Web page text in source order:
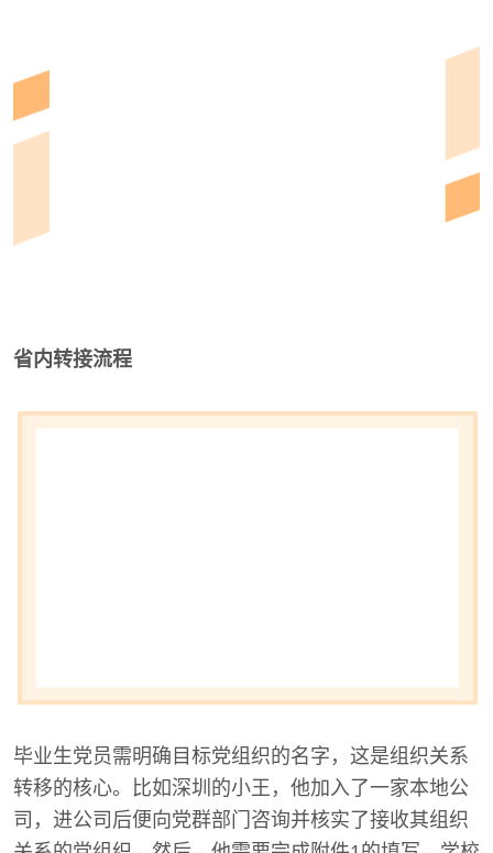
省内转接流程
毕业生党员需明确目标党组织的名字，这是组织关系
转移的核心。比如深圳的小王，他加入了一家本地公
司，进公司后便向党群部门咨询并核实了接收其组织